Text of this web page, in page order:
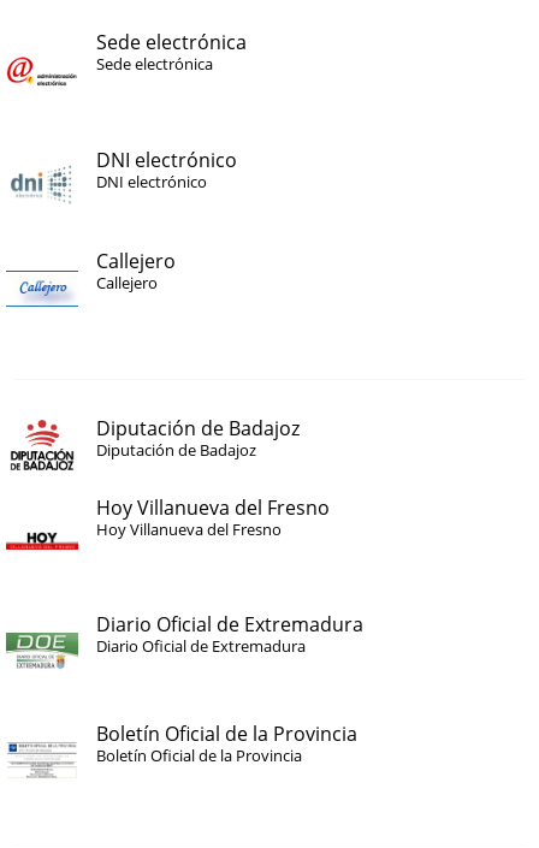
Sede electrónica
Sede electrónica
DNI electrónico
DNI electrónico
Callejero
Callejero
Diputación de Badajoz
Diputación de Badajoz
Hoy Villanueva del Fresno
Hoy Villanueva del Fresno
Diario Oficial de Extremadura
Diario Oficial de Extremadura
Boletín Oficial de la Provincia
Boletín Oficial de la Provincia